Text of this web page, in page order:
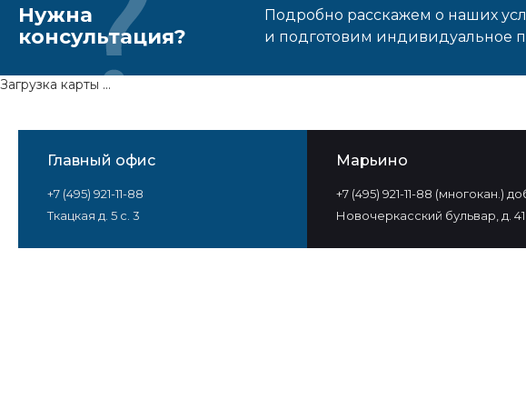
Нужна
консультация?
Подробно расскажем о наших
и подготовим индивидуальное
Главный офис
+7 (495) 921-11-88
Ткацкая д. 5 с. 3
Марьино
+7 (495) 921-11-88 (многокан.)
Новочеркасский бульвар, д. 41
Загрузка карты ...